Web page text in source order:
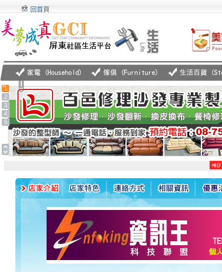
回首頁
1
2
3
4
5